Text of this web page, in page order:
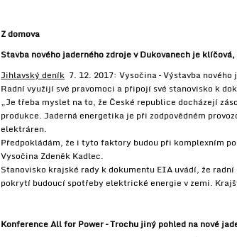
Z domova
Stavba nového jaderného zdroje v Dukovanech je
Jihlavský deník 7. 12. 2017: Vysočina – Výstavba
Radní využijí své pravomoci a připojí své stanovisko k
„Je třeba myslet na to, že České republice docházejí
produkce. Jaderná energetika je při zodpovědném
elektráren.
Předpokládám, že i tyto faktory budou při komplexním
Vysočina Zdeněk Kadlec.
Stanovisko krajské rady k dokumentu EIA uvádí, že
pokrytí budoucí spotřeby elektrické energie v zemi.
Konference All for Power – Trochu jiný pohled na nové